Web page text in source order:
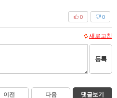
0
0
새로고침
등록
이전 다음 댓글보기